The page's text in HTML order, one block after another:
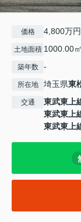
価格 4,800万
土地面積 1000.00㎡
築年数 -
所在地 埼玉県東
交通 東武東上
東武東上
東武東上